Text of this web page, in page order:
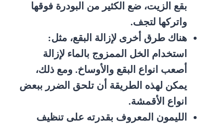
بقع الزيت، ضع الكثير من البودرة فوقها
واتركها لتجف.
هناك طرق أخرى لإزالة البقع، مثل:
استخدام الخل الممزوج بالماء لإزالة
أصعب انواع البقع والأوساخ. ومع ذلك،
يمكن لهذه الطريقة أن تلحق الضرر ببعض
انواع الأقمشة.
الليمون المعروف بقدرته على تنظيف